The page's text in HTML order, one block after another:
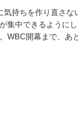
気持ちを作り直さな
集中できるように
WBC開幕まで、あ